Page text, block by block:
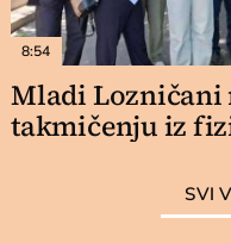
8:54
Mladi Lozničani
takmičenju iz
SVI